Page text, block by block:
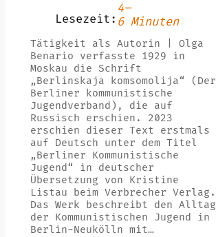
Lesezeit:
4–
6 Minuten
Tätigkeit als Autorin | Olga
Benario verfasste 1929 in
Moskau die Schrift
„Berlinskaja komsomolija“ (Der
Berliner kommunistische
Jugendverband), die auf
Russisch erschien. 2023
erschien dieser Text erstmals
auf Deutsch unter dem Titel
„Berliner Kommunistische
Jugend“ in deutscher
Übersetzung von Kristine
Listau beim Verbrecher Verlag.
Das Werk beschreibt den Alltag
der Kommunistischen Jugend in
Berlin-Neukölln mit…